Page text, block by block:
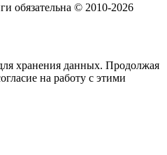
обязательна © 2010-2026
хранения данных. Продолжая
на работу с этими